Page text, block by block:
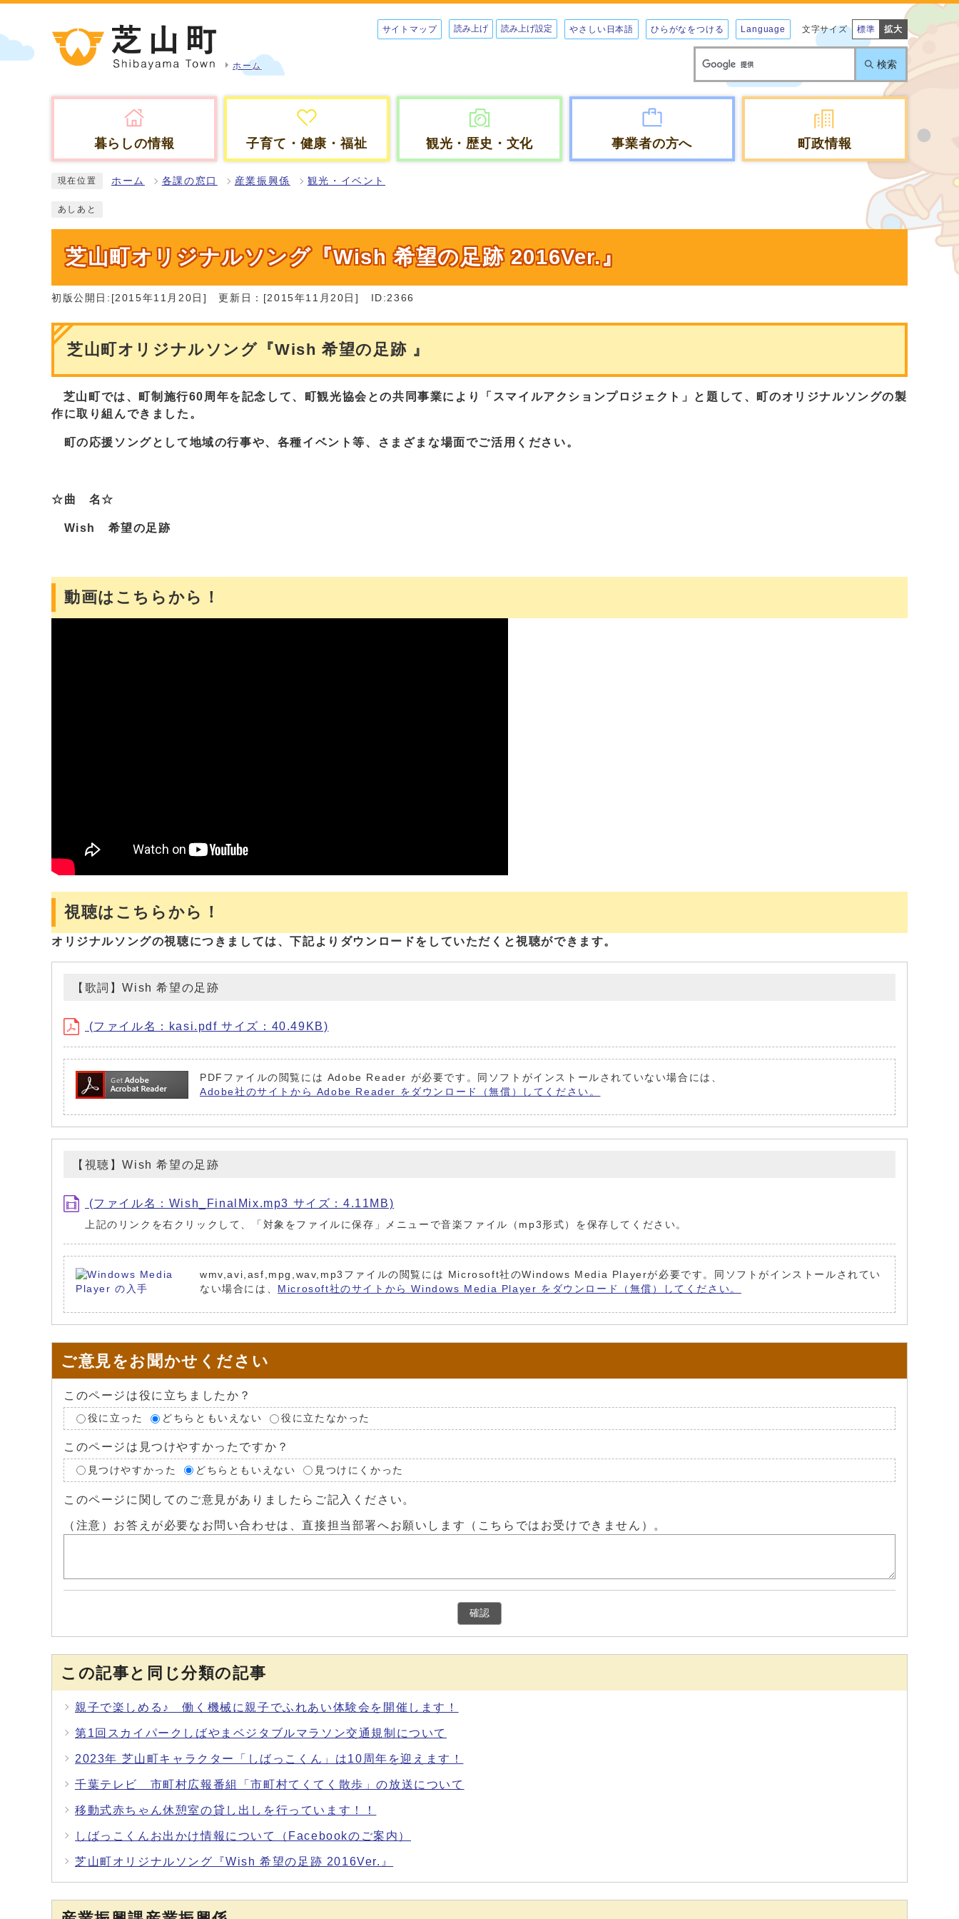
ホーム
サイトマップ 読み上げ 読み上げ設定 やさしい日本語 ひらがなをつける Language 文字サイズ 標準 拡大
検索
暮らしの情報 子育て・健康・福祉 観光・歴史・文化 事業者の方へ 町政情報
現在位置 ホーム 各課の窓口 産業振興係 観光・イベント
あしあと
芝山町オリジナルソング『Wish 希望の足跡 2016Ver.』
初版公開日:[2015年11月20日] 更新日：[2015年11月20日] ID:2366
芝山町オリジナルソング『Wish 希望の足跡 』
芝山町では、町制施行60周年を記念して、町観光協会との共同事業により「スマイルアクションプロジェクト」と題して、町のオリジナルソングの製
作に取り組んできました。
町の応援ソングとして地域の行事や、各種イベント等、さまざまな場面でご活用ください。
☆曲 名☆
Wish 希望の足跡
動画はこちらから！
視聴はこちらから！
オリジナルソングの視聴につきましては、下記よりダウンロードをしていただくと視聴ができます。
【歌詞】Wish 希望の足跡
(ファイル名：kasi.pdf サイズ：40.49KB)
PDFファイルの閲覧には Adobe Reader が必要です。同ソフトがインストールされていない場合には、
Adobe社のサイトから Adobe Reader をダウンロード（無償）してください。
【視聴】Wish 希望の足跡
(ファイル名：Wish_FinalMix.mp3 サイズ：4.11MB)
上記のリンクを右クリックして、「対象をファイルに保存」メニューで音楽ファイル（mp3形式）を保存してください。
wmv,avi,asf,mpg,wav,mp3ファイルの閲覧には Microsoft社のWindows Media Playerが必要です。同ソフトがインストールされてい
ない場合には、
Microsoft社のサイトから Windows Media Player をダウンロード（無償）してください。
ご意見をお聞かせください
このページは役に立ちましたか？
役に立った どちらともいえない 役に立たなかった
このページは見つけやすかったですか？
見つけやすかった どちらともいえない 見つけにくかった
このページに関してのご意見がありましたらご記入ください。
（注意）お答えが必要なお問い合わせは、直接担当部署へお願いします（こちらではお受けできません）。
確認
この記事と同じ分類の記事
親子で楽しめる♪ 働く機械に親子でふれあい体験会を開催します！
第1回スカイパークしばやまベジタブルマラソン交通規制について
2023年 芝山町キャラクター「しばっこくん」は10周年を迎えます！
千葉テレビ 市町村広報番組「市町村てくてく散歩」の放送について
移動式赤ちゃん休憩室の貸し出しを行っています！！
しばっこくんお出かけ情報について（Facebookのご案内）
芝山町オリジナルソング『Wish 希望の足跡 2016Ver.』